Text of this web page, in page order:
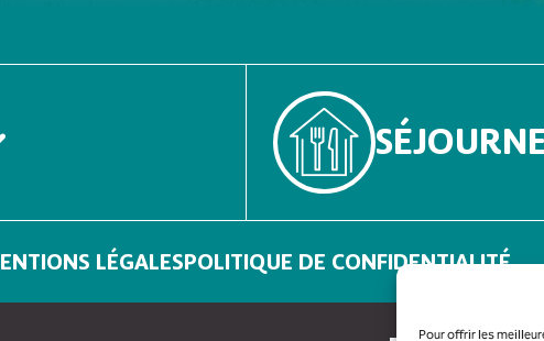
Pour offrir les
LÉGALESPOLITIQUE DE CONFIDENTIALITÉ